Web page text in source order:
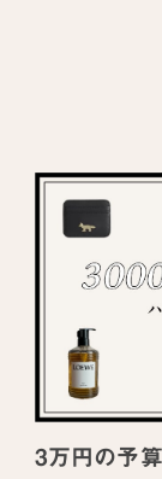
3万円の予算